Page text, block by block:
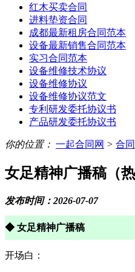
红木买卖合同
进料垫资合同
成都最新租房合同范本
设备最新销售合同范本
实习合同范本
设备维修技术协议
设备维修协议
设备维修协议范文
专利研发委托协议书
产品研发委托协议书
你的位置： 一起合同网 > 合
女足精神广播稿（热
发布时间：2026-07-07
◆ 女足精神广播稿
开场白：